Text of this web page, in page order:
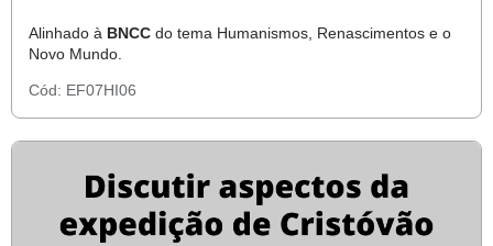
Alinhado à BNCC do tema Humanismos, Renascimentos e o
Novo Mundo.
Cód: EF07HI06